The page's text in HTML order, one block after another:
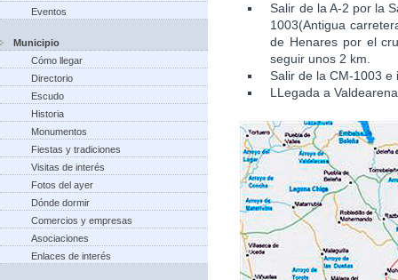
Eventos
Municipio
Cómo llegar
Directorio
Escudo
Historia
Monumentos
Fiestas y tradiciones
Visitas de interés
Fotos del ayer
Dónde dormir
Comercios y empresas
Asociaciones
Enlaces de interés
Salir de la A-2 por la
1003(Antigua
de Henares por el
seguir unos 2 km.
Salir de la CM-1003
LLegada a